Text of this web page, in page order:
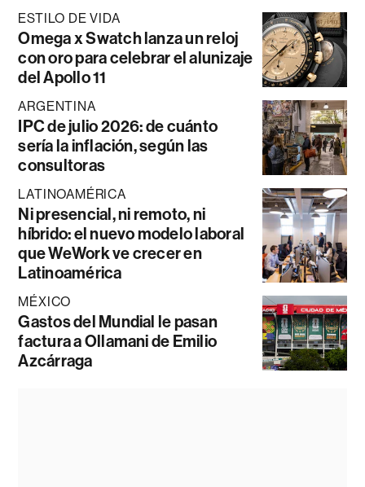
ESTILO DE VIDA
Omega x Swatch lanza un reloj
con oro para celebrar el alunizaje
del Apollo 11
ARGENTINA
IPC de julio 2026: de cuánto
sería la inflación, según las
consultoras
LATINOAMÉRICA
Ni presencial, ni remoto, ni
híbrido: el nuevo modelo laboral
que WeWork ve crecer en
Latinoamérica
MÉXICO
Gastos del Mundial le pasan
factura a Ollamani de Emilio
Azcárraga